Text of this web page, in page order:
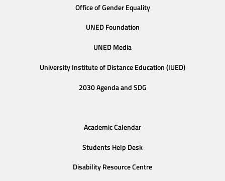
Office of Gender Equality
UNED Foundation
UNED Media
University Institute of Distance Education (IUED)
2030 Agenda and SDG
Academic Calendar
Students Help Desk
Disability Resource Centre